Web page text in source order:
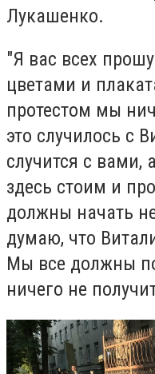
Лукашенко.
"Я вас всех
цветами и
протестом мы
это случилось с
случится с вами,
здесь стоим и
должны начать
думаю, что
Мы все должны
ничего не